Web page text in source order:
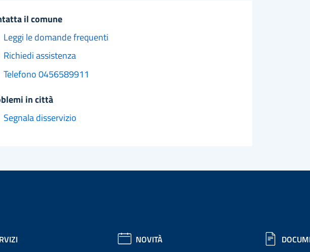
il comune
Leggi le domande frequenti
Richiedi assistenza
Telefono 0456589911
in città
Segnala disservizio
NOVITÀ